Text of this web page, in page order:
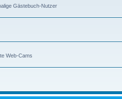
Gästebuch-Nutzer
Web-Cams